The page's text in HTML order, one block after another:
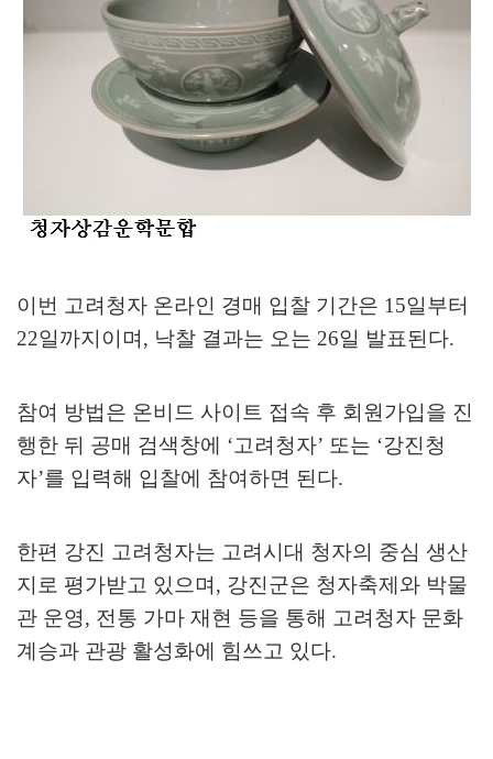
이번 고려청자 온라인 경매 입찰 기간은 15일부터
22일까지이며 , 낙찰 결과는 오는 26일 발표된다.
참여 방법은 온비드 사이트 접속 후 회원가입을 진
행한 뒤 공매 검색창에 ‘고려청자’ 또는 ‘강진청
자’를 입력해 입찰에 참여하면 된다.
한편 강진 고려청자는 고려시대 청자의 중심 생산
지로 평가받고 있으며 , 강진군은 청자축제와 박물
관 운영, 전통 가마 재현 등을 통해 고려청자 문화
계승과 관광 활성화에 힘쓰고 있다.